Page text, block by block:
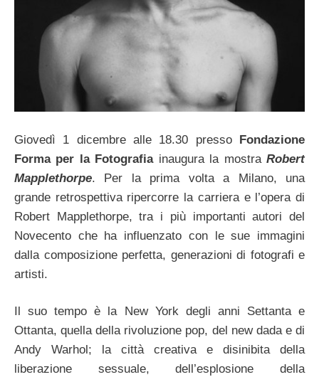
Giovedì 1 dicembre alle 18.30 presso Fondazione
Forma per la Fotografiainaugura la mostraRobert
Mapplethorpe. Per la prima volta a Milano, una
grande retrospettiva ripercorre la carriera e l’opera di
Robert Mapplethorpe, tra i più importanti autori del
Novecento che ha influenzato con le sue immagini
dalla composizione perfetta, generazioni di fotografi e
artisti.
Il suo tempo è la New York degli anni Settanta e
Ottanta, quella della rivoluzione pop, del new dada e di
Andy Warhol; la città creativa e disinibita della
liberazione sessuale, dell’esplosione della